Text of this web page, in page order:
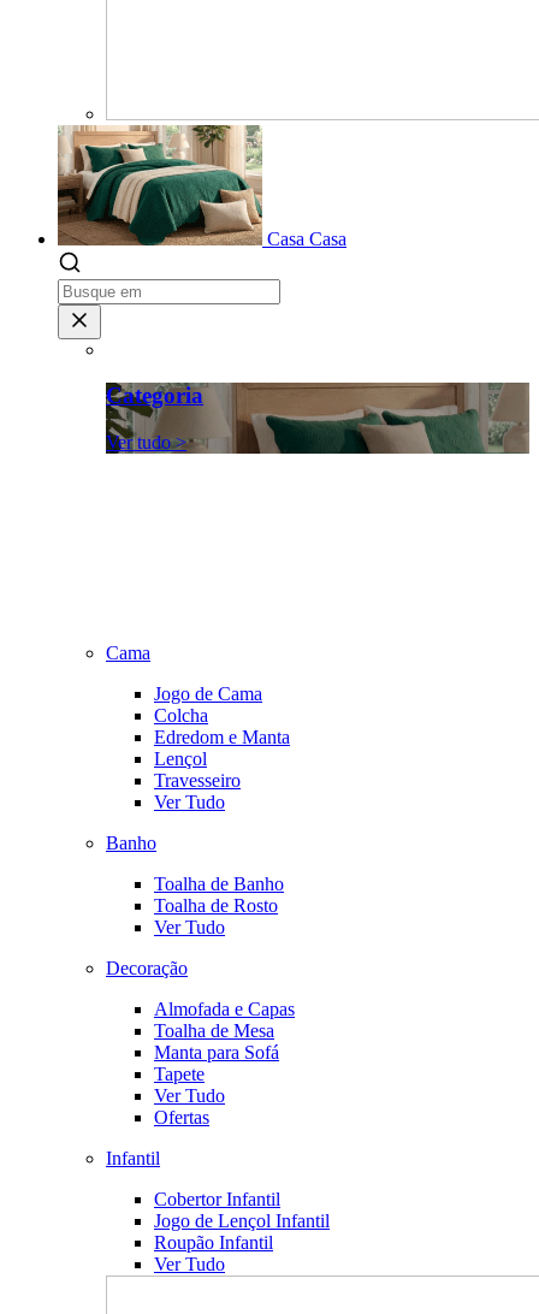
Casa Casa
Categoria
Ver tudo >
Cama
Jogo de Cama
Colcha
Edredom e Manta
Lençol
Travesseiro
Ver Tudo
Banho
Toalha de Banho
Toalha de Rosto
Ver Tudo
Decoração
Almofada e Capas
Toalha de Mesa
Manta para Sofá
Tapete
Ver Tudo
Ofertas
Infantil
Cobertor Infantil
Jogo de Lençol Infantil
Roupão Infantil
Ver Tudo